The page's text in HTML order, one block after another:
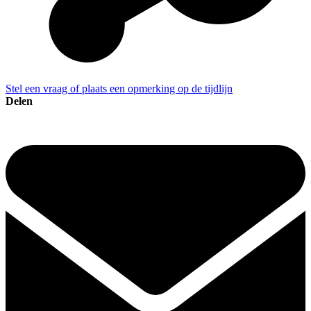
Stel een vraag of plaats een opmerking op de tijdlijn
Delen